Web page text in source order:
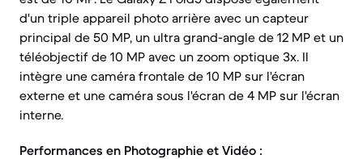
d'un triple appareil photo arrière avec un capteur
principal de 50 MP, un ultra grand-angle de 12 MP et un
téléobjectif de 10 MP avec un zoom optique 3x. Il
intègre une caméra frontale de 10 MP sur l'écran
externe et une caméra sous l'écran de 4 MP sur l'écran
interne.
Performances en Photographie et Vidéo :